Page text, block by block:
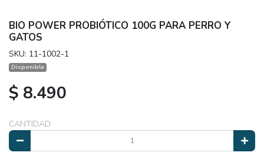
BIO POWER PROBIÓTICO 100G PARA PERRO Y
GATOS
SKU: 11-1002-1
Disponible
$ 8.490
CANTIDAD